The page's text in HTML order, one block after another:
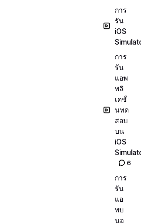
การ
รัน
iOS
การ
รัน
แอพ
พลิ
เคชั่
นทด
สอบ
บน
iOS
6
การ
รัน
แอ
พบ
นอุ